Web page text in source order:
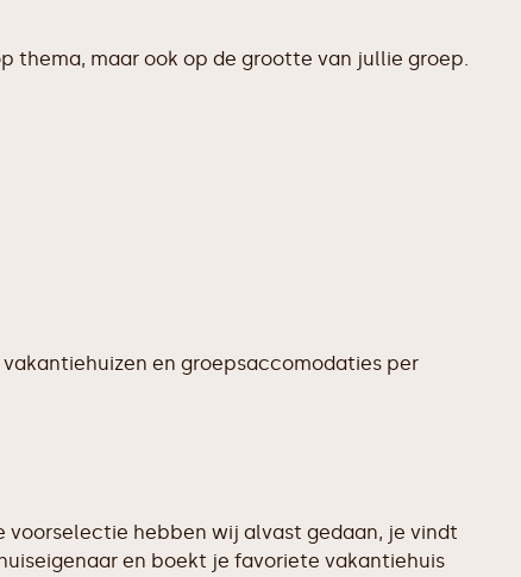
thema, maar ook op de grootte van jullie groep.
en groepsaccomodaties per
voorselectie hebben wij alvast gedaan, je vindt
en boekt je favoriete vakantiehuis